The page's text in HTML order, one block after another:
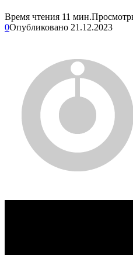
Время чтения 11 мин.
0Опубликовано 21.12.2023